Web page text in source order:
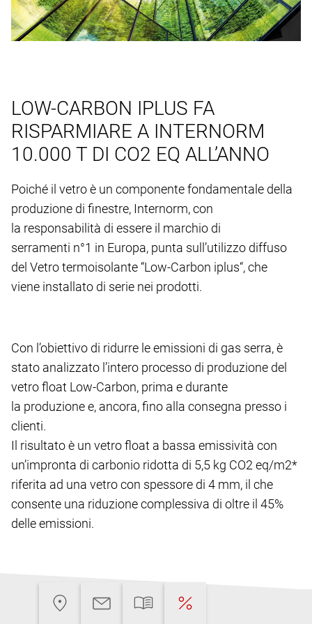
LOW-CARBON IPLUS FA
RISPARMIARE A INTERNORM
10.000 T DI CO2 EQ ALL’ANNO
Poiché il vetro è un componente fondamentale della
produzione di finestre, Internorm, con
la responsabilità di essere il marchio di
serramenti n°1 in Europa, punta sull’utilizzo diffuso
del Vetro termoisolante “Low-Carbon iplus“, che
viene installato di serie nei prodotti.
Con l’obiettivo di ridurre le emissioni di gas serra, è
stato analizzato l’intero processo di produzione del
vetro float Low-Carbon, prima e durante
la produzione e, ancora, fino alla consegna presso i
clienti.
Il risultato è un vetro float a bassa emissività con
un’impronta di carbonio ridotta di 5,5 kg CO2 eq/m2*
riferita ad una vetro con spessore di 4 mm, il che
consente una riduzione complessiva di oltre il 45%
delle emissioni.